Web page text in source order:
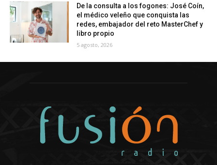
De la consulta a los fogones: José Coín,
el médico veleño que conquista las
redes, embajador del reto MasterChef y
libro propio
5 agosto, 2026